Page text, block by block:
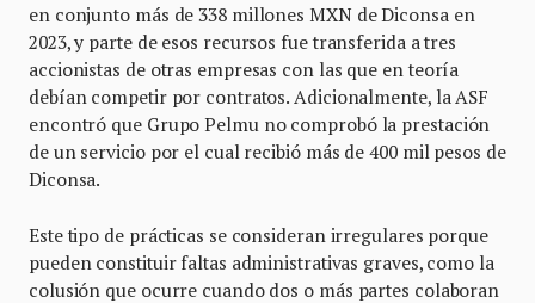
en conjunto más de 338 millones MXN de Diconsa en
2023, y parte de esos recursos fue transferida a tres
accionistas de otras empresas con las que en teoría
debían competir por contratos. Adicionalmente, la ASF
encontró que Grupo Pelmu no comprobó la prestación
de un servicio por el cual recibió más de 400 mil pesos de
Diconsa.
Este tipo de prácticas se consideran irregulares porque
pueden constituir faltas administrativas graves, como la
colusión que ocurre cuando dos o más partes colaboran